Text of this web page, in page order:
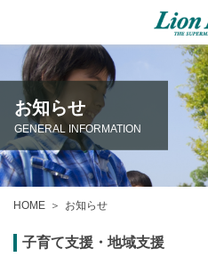
お知らせ
GENERAL INFORMATION
HOME お知らせ
子育て支援・地域支援